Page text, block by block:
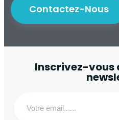
Contactez-Nous
Inscrivez-vous